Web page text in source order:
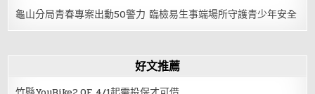
龜山分局青春專案出動50警力 臨檢易生事端場所守護青少年安全
好文推薦